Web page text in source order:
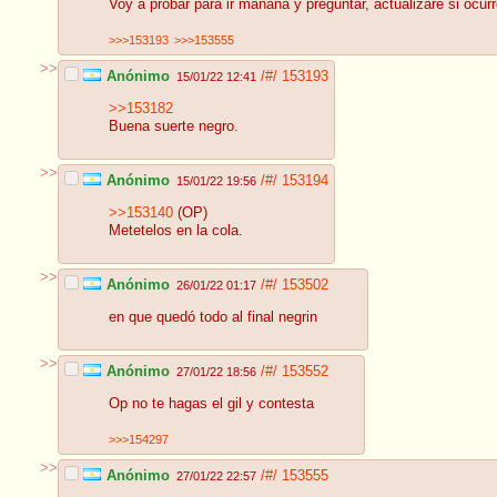
Voy a probar para ir mañana y preguntar, actualizare si
>>>153193 >>>153555
>> Anónimo 15/01/22 12:41 /#/ 153193
>>153182
Buena suerte negro.
>> Anónimo 15/01/22 19:56 /#/ 153194
>>153140 (OP)
Metetelos en la cola.
>> Anónimo 26/01/22 01:17 /#/ 153502
en que quedó todo al final negrin
>> Anónimo 27/01/22 18:56 /#/ 153552
Op no te hagas el gil y contesta
>>>154297
>> Anónimo 27/01/22 22:57 /#/ 153555